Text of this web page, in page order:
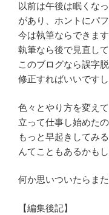
以前は午後は眠くな
があり、ホントにパ
今は執筆ならできます
執筆なら後で見直し
このブログなら誤字
修正すればいいですし
色々とやり方を変え
立って仕事し始めた
もっと早起きしてみ
んてこともあるかもし
何か思いついたらまた
【編集後記】